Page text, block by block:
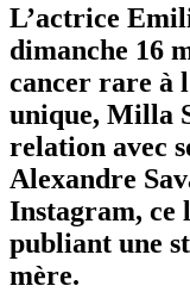
L’actrice
dimanche 16
cancer rare à
unique, Milla
relation avec
Alexandre
Instagram, ce
publiant une
mère.